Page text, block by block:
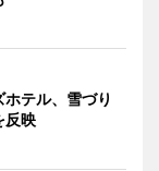
テル、雪づり
反映